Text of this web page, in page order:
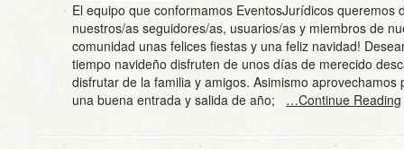
El equipo que conformamos EventosJurídicos queremos
nuestros/as seguidores/as, usuarios/as y miembros de
comunidad unas felices fiestas y una feliz navidad!
tiempo navideño disfruten de unos días de merecido
disfrutar de la familia y amigos. Asimismo aprovechamos
una buena entrada y salida de año; …Continue Reading